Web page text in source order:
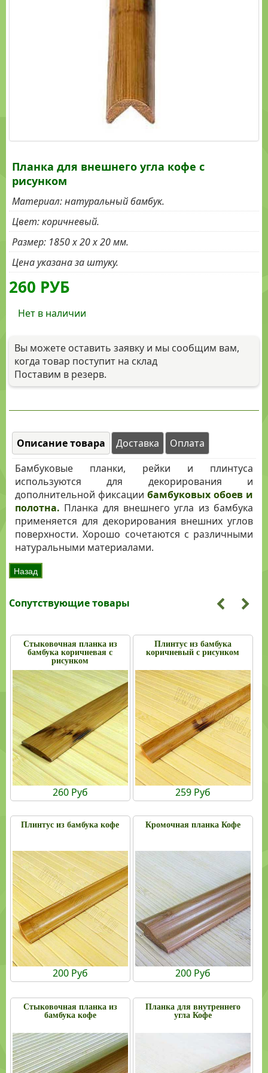
Планка для внешнего угла кофе с
рисунком
Материал:натуральный бамбук.
Цвет:коричневый.
Размер: 1850 х 20 х 20 мм.
Цена указана за штуку.
260 РУБ
Нет в наличии
Вы можете оставить заявку и мы сообщим вам,
когда товар поступит на склад
Поставим в резерв.
Описание товара Доставка
Оплата
Бамбуковые планки, рейки и плинтуса
используются для декорирования и
дополнительной фиксации бамбуковых обоев и
полотна. Планка для внешнего угла из бамбука
применяется для декорирования внешних углов
поверхности. Хорошо сочетаются с различными
натуральными материалами.
Сопутствующие товары
Стыковочная планка из
бамбука коричневая с
рисунком
260 Руб
бамбук.
Цвет: коричневый.
Размер: 1850 х 30 х 6 мм.
В корзину
Плинтус из бамбука
коричневый с рисунком
259 Руб
бамбук.
Цвет: коричневый.
Размер: 1850 х 16 х 16 мм.
В корзину
Плинтус из бамбука кофе
200 Руб
Кромочная планка Кофе
200 Руб
Стыковочная планка из
бамбука кофе
Планка для внутреннего
угла Кофе